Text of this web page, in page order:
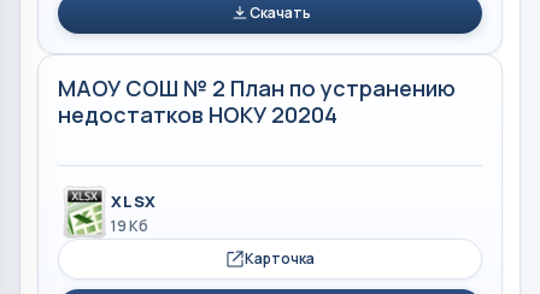
Скачать
МАОУ СОШ № 2 План по устранению
недостатков НОКУ 20204
XLSX
19 Кб
Карточка